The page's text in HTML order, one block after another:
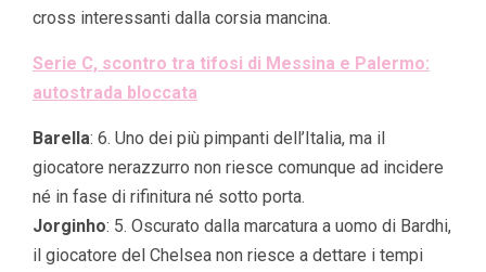
cross interessanti dalla corsia mancina.
Serie C, scontro tra tifosi di Messina e Palermo:
autostrada bloccata
Barella: 6. Uno dei più pimpanti dell’Italia, ma il
giocatore nerazzurro non riesce comunque ad incidere
né in fase di rifinitura né sotto porta.
Jorginho: 5. Oscurato dalla marcatura a uomo di Bardhi,
il giocatore del Chelsea non riesce a dettare i tempi